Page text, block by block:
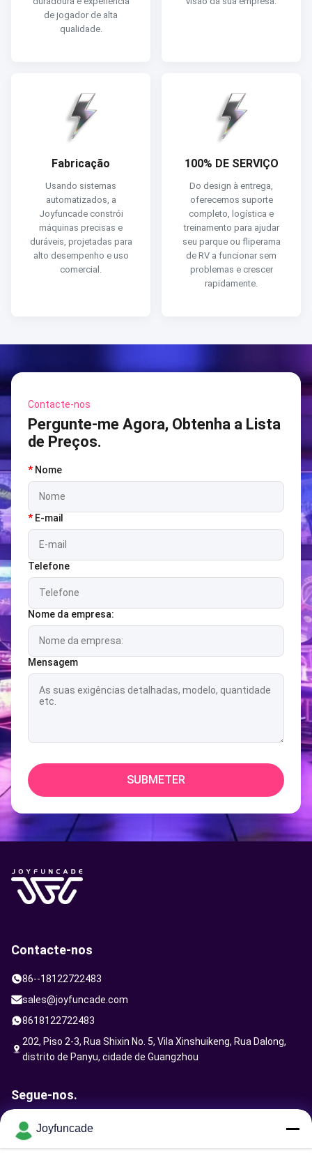
de jogador de alta
qualidade.
Fabricação
Usando sistemas
automatizados, a
Joyfuncade constrói
máquinas precisas e
duráveis, projetadas para
alto desempenho e uso
comercial.
100% DE SERVIÇO
Do design à entrega,
oferecemos suporte
completo, logística e
treinamento para ajudar
seu parque ou fliperama
de RV a funcionar sem
problemas e crescer
rapidamente.
Contacte-nos
Pergunte-me Agora, Obtenha a Lista
de Preços.
* Nome
* E-mail
Telefone
Nome da empresa:
Mensagem
SUBMETER
Contacte-nos
86--18122722483
sales@joyfuncade.com
8618122722483
202, Piso 2-3, Rua Shixin No. 5, Vila Xinshuikeng, Rua Dalong,
distrito de Panyu, cidade de Guangzhou
Segue-nos.
Joyfuncade